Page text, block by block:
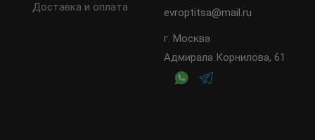
Доставка и оплата
evroptitsa@mail.ru
г. Москва
Адмирала Корнилова, 61